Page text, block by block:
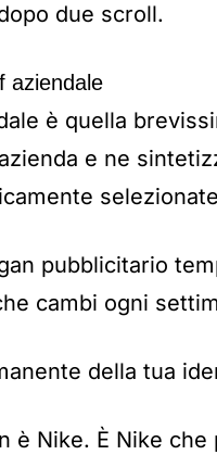
due scroll.
aziendale
è quella
e ne
pubblicitario
cambi ogni
della tua
è Nike. È Nike che